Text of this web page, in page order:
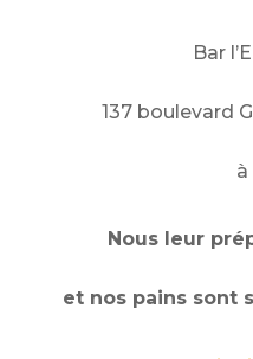
Bar
137 boulevard
à
Nous leur
et nos pains sont